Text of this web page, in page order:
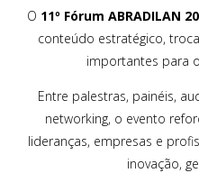
O 11º Fórum ABRADILAN
conteúdo estratégico,
importantes para
Entre palestras, painéis,
networking, o evento
lideranças, empresas e
inovação,